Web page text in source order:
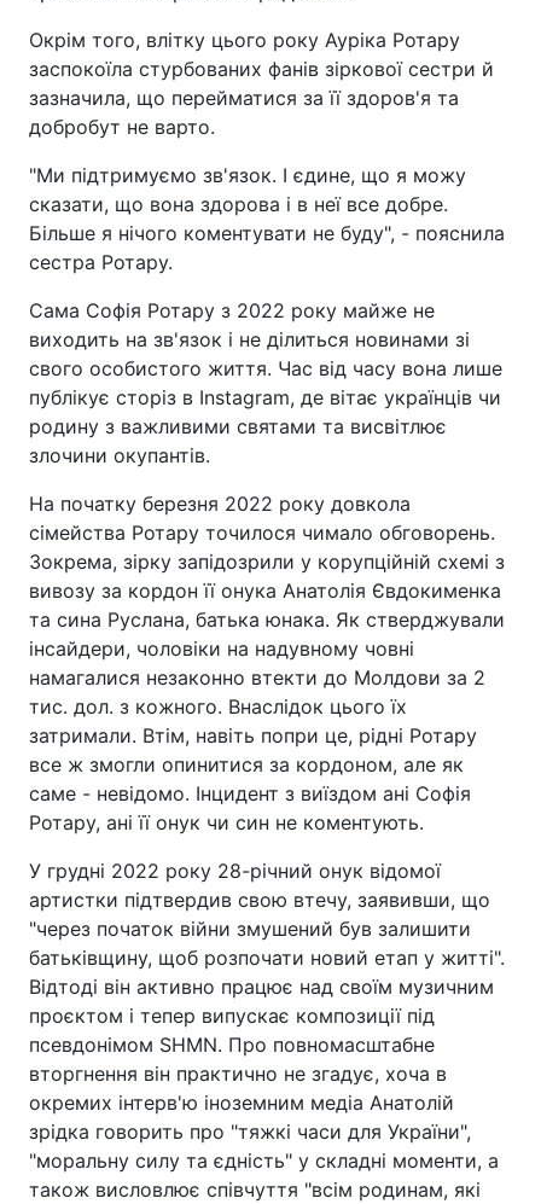
Окрім того, влітку цього року Ауріка Ротару
заспокоїла стурбованих фанів зіркової сестри й
зазначила, що перейматися за її здоров'я та
добробут не варто.
"Ми підтримуємо зв'язок. І єдине, що я можу
сказати, що вона здорова і в неї все добре.
Більше я нічого коментувати не буду", - пояснила
сестра Ротару.
Сама Софія Ротару з 2022 року майже не
виходить на зв'язок і не ділиться новинами зі
свого особистого життя. Час від часу вона лише
публікує сторіз в Instagram, де вітає українців чи
родину з важливими святами та висвітлює
злочини окупантів.
На початку березня 2022 року довкола
сімейства Ротару точилося чимало обговорень.
Зокрема, зірку запідозрили у корупційній схемі з
вивозу за кордон її онука Анатолія Євдокименка
та сина Руслана, батька юнака. Як стверджували
інсайдери, чоловіки на надувному човні
намагалися незаконно втекти до Молдови за 2
тис. дол. з кожного. Внаслідок цього їх
затримали. Втім, навіть попри це, рідні Ротару
все ж змогли опинитися за кордоном, але як
саме - невідомо. Інцидент з виїздом ані Софія
Ротару, ані її онук чи син не коментують.
У грудні 2022 року 28-річний онук відомої
артистки підтвердив свою втечу, заявивши, що
"через початок війни змушений був залишити
батьківщину, щоб розпочати новий етап у житті".
Відтоді він активно працює над своїм музичним
проєктом і тепер випускає композиції під
псевдонімом SHMN. Про повномасштабне
вторгнення він практично не згадує, хоча в
окремих інтерв'ю іноземним медіа Анатолій
зрідка говорить про "тяжкі часи для України",
"моральну силу та єдність" у складні моменти, а
також висловлює співчуття "всім родинам, які